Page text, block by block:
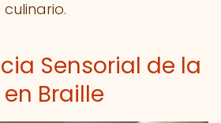
Sensorial de la
Braille